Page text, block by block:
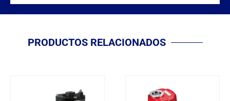
PRODUCTOS RELACIONADOS